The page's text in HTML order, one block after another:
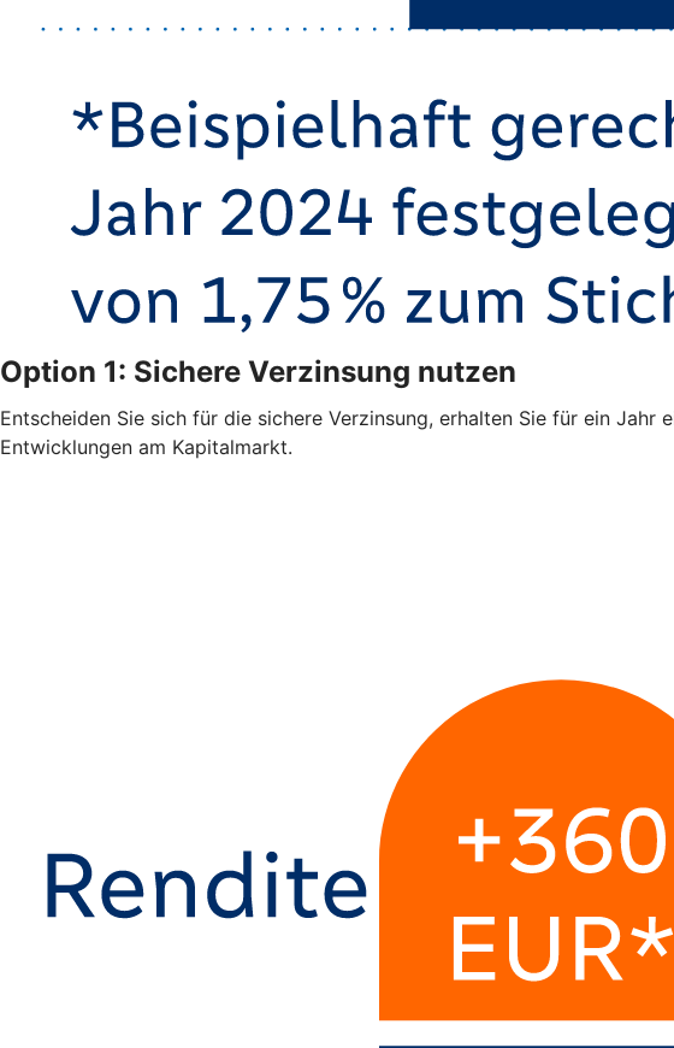
Option 1: Sichere Verzinsung nutzen
Entscheiden Sie sich für die sichere Verzinsung, erhalten Sie für ein
Entwicklungen am Kapitalmarkt.